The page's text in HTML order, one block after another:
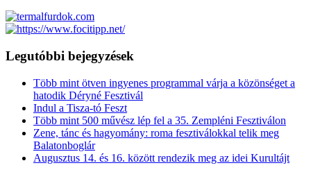
Legutóbbi bejegyzések
Több mint ötven ingyenes programmal várja a közönséget a
hatodik Déryné Fesztivál
Indul a Tisza-tó Feszt
Több mint 500 művész lép fel a 35. Zempléni Fesztiválon
Zene, tánc és hagyomány: roma fesztiválokkal telik meg
Balatonboglár
Augusztus 14. és 16. között rendezik meg az idei Kurultájt